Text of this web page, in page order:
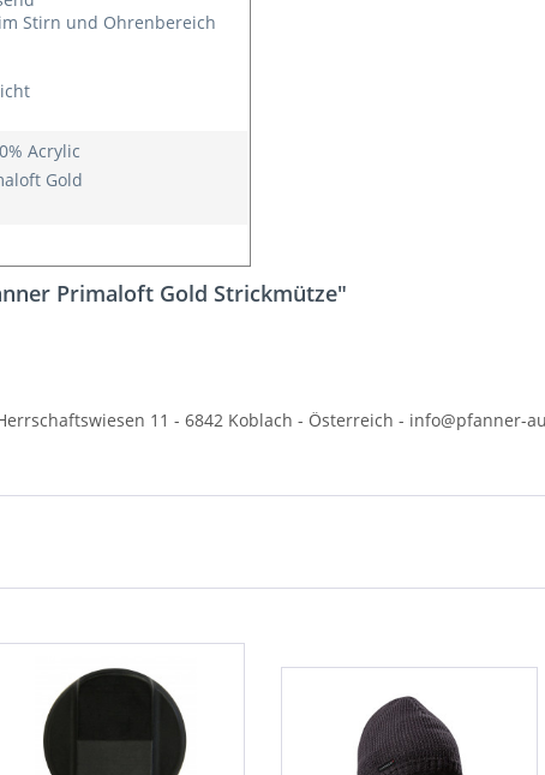
Stirn und Ohrenbereich
Acrylic
Gold
Primaloft Gold Strickmütze"
11 - 6842 Koblach - Österreich - info@pfanner-